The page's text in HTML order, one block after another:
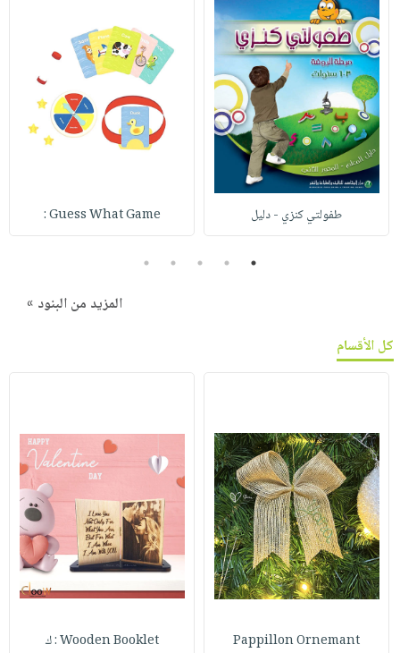
طفولتي كنزي - دليل Guess What Game :
1
2
3
4
5
المزيد من البنود »
كل الأقسام
Pappillon Ornemant Wooden Booklet : ك